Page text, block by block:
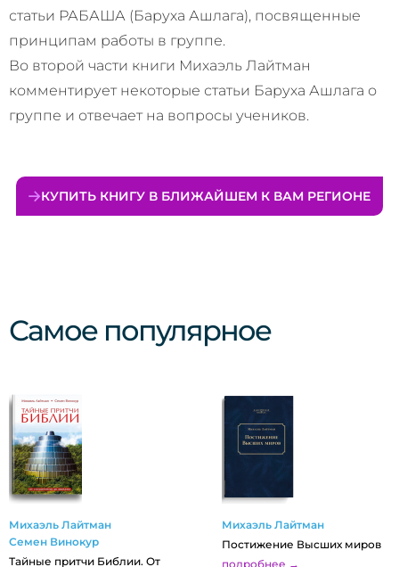
статьи РАБАША (Баруха Ашлага), посвященные
принципам работы в группе.
Во второй части книги Михаэль Лайтман
комментирует некоторые статьи Баруха Ашлага о
группе и отвечает на вопросы учеников.
КУПИТЬ КНИГУ В БЛИЖАЙШЕМ К ВАМ РЕГИОНЕ
Самое популярное
Михаэль Лайтман
Семен Винокур
Тайные притчи Библии. От
Михаэль Лайтман
Постижение Высших миров
подробнее →